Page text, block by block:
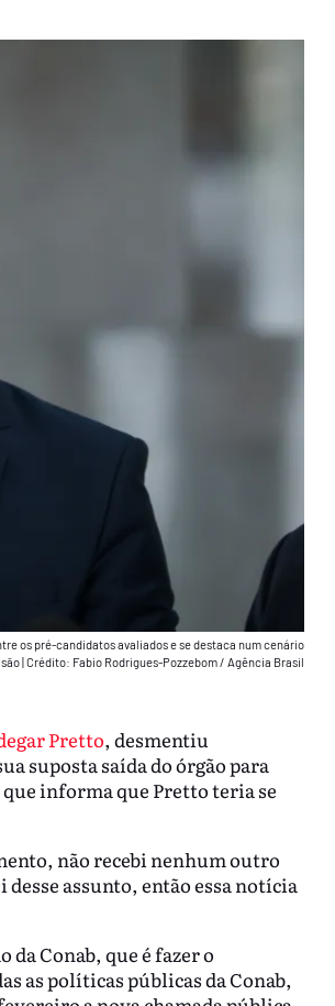
os pré-candidatos avaliados e se destaca num cenário
|Crédito: Fabio Rodrigues-Pozzebom / Agência Brasil
Pretto, desmentiu
suposta saída do órgão para
informa que Pretto teria se
não recebi nenhum outro
assunto, então essa notícia
Conab, que é fazer o
as políticas públicas da Conab,